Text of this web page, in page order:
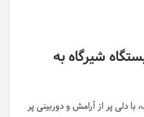
شیرگاه به
با دلی پر از آرامش و دوربینی پر